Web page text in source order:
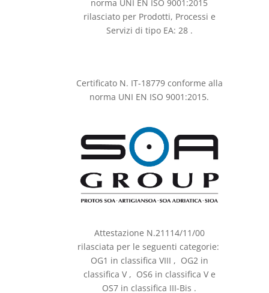
norma UNI EN ISO 9001:2015
rilasciato per Prodotti, Processi e
Servizi di tipo EA: 28 .
Certificato N. IT-18779 conforme alla
norma UNI EN ISO 9001:2015.
Attestazione N.21114/11/00
rilasciata per le seguenti categorie:
OG1 in classifica VIII , OG2 in
classifica V , OS6 in classifica V e
OS7 in classifica III-Bis .